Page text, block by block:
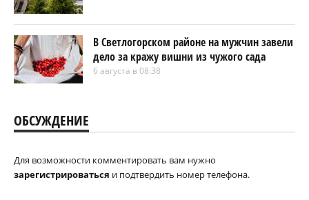
В Светлогорском районе на мужчин завели
дело за кражу вишни из чужого сада
6 августа в 08:38
ОБСУЖДЕНИЕ
Для возможности комментировать вам нужно
зарегистрироваться и подтвердить номер телефона.